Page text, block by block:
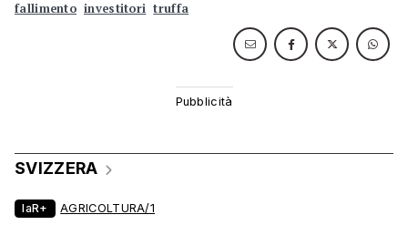
fallimento investitori truffa
SVIZZERA
laR+ AGRICOLTURA/1